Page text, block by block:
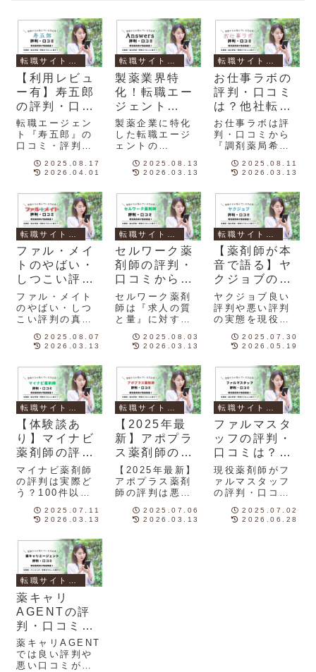
【利用レビュ
ー有】寿五郎
の評判・口コ
ミは？現役薬
剤師が解説！
転職エージェン
ト『寿五郎』の
口コミ・評判を
向けに、利用者
果をまとめまし
た。寿五郎を利
用するか迷って
いる方は必見で
す！
2025.08.17
2026.04.01
製薬業界特
化！転職エー
ジェント
Answers（ア
ンサーズ）の
評判を薬剤師
が解説！
製薬企業に特化
した転職エージ
ェントの
サーズ）の口コ
めました。薬剤
師目線でオスス
メの方を紹介し
ていきます。
2025.08.13
2026.03.13
お仕事ラボの
評判・口コミ
は？他社転職
サイトの比較
まで薬剤師が
徹底調査！
お仕事ラボは評
判・口コミから
『調剤薬局希望
ングとマッチン
東・関西在住の
薬剤師』にオス
スメです。現役
薬剤師がお仕事
ラボを徹底調査
委しました。
2025.08.11
2026.03.13
ファル・メイ
トのやばい・
しつこい評判
の真相とは？
｜口コミをも
とに薬剤師が
徹底調査！
ファル・メイト
のやばい・しつ
こい評判の真相
真実があること
た。薬剤師が口
コミ・評判をも
とにファル・メ
イトの特徴を徹
底解説します！
2025.08.07
2026.03.13
セルワーク薬
剤師の評判・
口コミから分
かる特徴と
は？｜現役薬
剤師が徹底解
説！
セルワーク薬剤
師は『求人の質
と量』に対する
ある一方、一部
に対して疑問を
持つ声がありま
した。口コミの
実態を現役薬剤
師が調査しまし
た。
2025.08.03
2026.03.13
【薬剤師が本
音で語る】ヤ
クジョブの口
コミ・評判を
徹底検証｜転
職経験者のリ
アルな視点と
アドバイスも
ヤクジョブ良い
評判や悪い評判
の実態を現役薬
査！他社比較や
ったヤクジョブ
の特徴をまとめ
ました。ヤクジ
ョブの利用する
か悩む薬剤師は
必見です！
2025.07.30
2026.05.19
【体験談あ
り】マイナビ
薬剤師の評判
は？口コミ・
他社比較から
見えた本当の
評価
マイナビ薬剤師
の評判は実際ど
う？100件以上
談をもとに、メ
リット・注意
点・他社との違
いを徹底解説！
2025.07.11
2026.03.13
【2025年最
新】アポプラ
ス薬剤師の評
判は悪い？口
コミと他社比
較で徹底検証
【2025年最新】
アポプラス薬剤
師の評判は悪
社比較で徹底検
証｜調剤薬局の
2025.07.06
2026.03.13
ファルマスタ
ッフの評判・
口コミは？
【現役薬剤師
が実態を徹底
調査】
現役薬剤師がフ
ァルマスタッフ
の評判・口コミ
録後の流れや注
意点もわかりや
2025.07.02
2026.06.28
薬キャリ
AGENTの評
判・口コミを
薬剤師が徹底
調査！
薬キャリAGENT
では良い評判や
悪い口コミがあ